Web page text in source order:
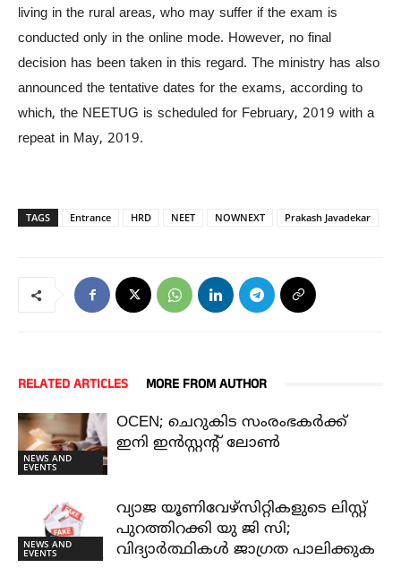
living in the rural areas, who may suffer if the exam is
conducted only in the online mode. However, no final
decision has been taken in this regard. The ministry has also
announced the tentative dates for the exams, according to
which, the NEETUG is scheduled for February, 2019 with a
repeat in May, 2019.
TAGS Entrance HRD NEET NOWNEXT Prakash Javadekar
RELATED ARTICLES MORE FROM AUTHOR
NEWS AND
EVENTS
OCEN; ചെറുകിട സംരംഭകർക്ക്
ഇനി ഇൻസ്റ്റന്റ് ലോൺ
NEWS AND
EVENTS
വ്യാജ യൂണിവേഴ്സിറ്റികളുടെ ലിസ്റ്റ്
പുറത്തിറക്കി യു ജി സി;
വിദ്യാർത്ഥികൾ ജാഗ്രത പാലിക്കുക